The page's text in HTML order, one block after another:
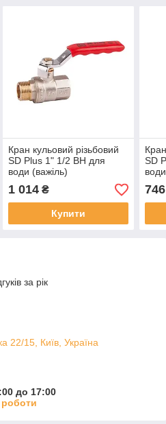
Кран кульовий різьбовий
SD Plus 1" 1/2 ВН для
води (важіль)
1 014₴
Купити
SD
746
за рік
22/15, Київ, Україна
до 17:00
роботи